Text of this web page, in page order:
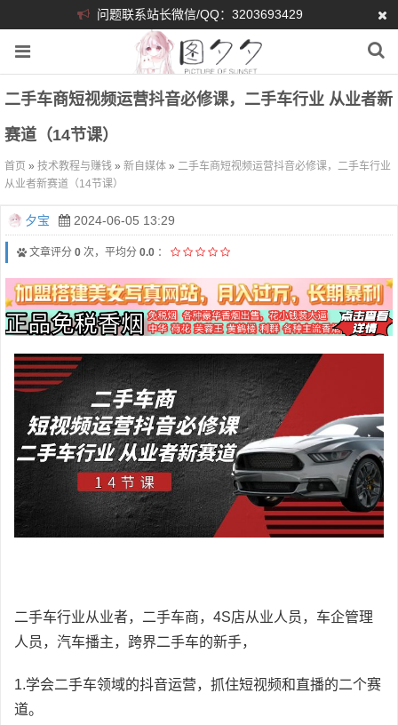
问题联系站长微信/QQ：3203693429
二手车商短视频运营抖音必修课，二手车行业 从业者新
赛道（14节课）
首页 » 技术教程与赚钱 » 新自媒体 » 二手车商短视频运营抖音必修课，二手车行业
从业者新赛道（14节课）
夕宝 2024-06-05 13:29
文章评分 0 次，平均分 0.0 ：
二手车行业从业者，二手车商，4S店从业人员，车企管理
人员，汽车播主，跨界二手车的新手，
1.学会二手车领域的抖音运营，抓住短视频和直播的二个赛
道。